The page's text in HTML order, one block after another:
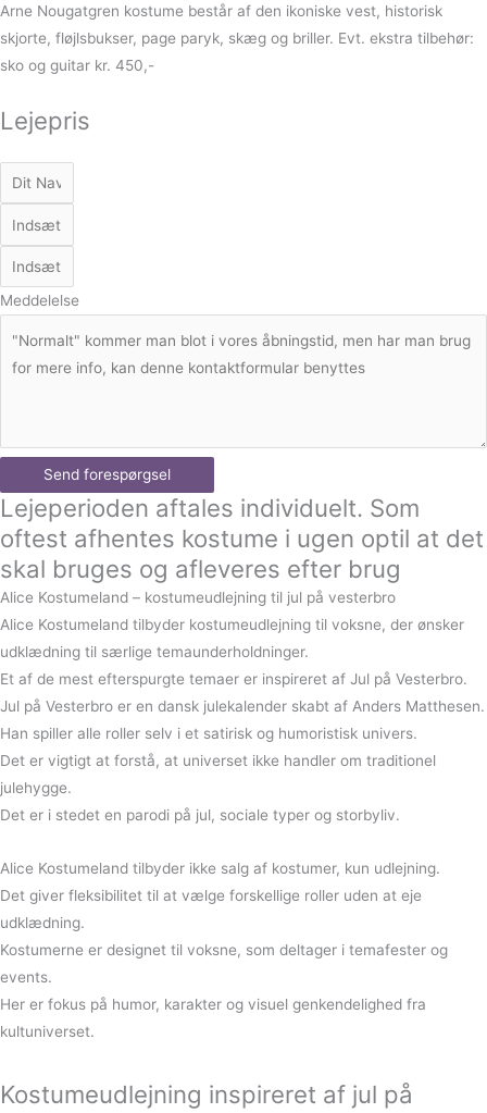
Arne Nougatgren kostume består af den ikoniske vest, historisk
skjorte, fløjlsbukser, page paryk, skæg og briller. Evt. ekstra tilbehør:
sko og guitar kr. 450,-
Lejepris
Meddelelse
Send forespørgsel
Lejeperioden aftales individuelt. Som
oftest afhentes kostume i ugen optil at det
skal bruges og afleveres efter brug
Alice Kostumeland – kostumeudlejning til jul på vesterbro
Alice Kostumeland tilbyder kostumeudlejning til voksne, der ønsker
udklædning til særlige temaunderholdninger.
Et af de mest efterspurgte temaer er inspireret af Jul på Vesterbro.
Jul på Vesterbro er en dansk julekalender skabt af Anders Matthesen.
Han spiller alle roller selv i et satirisk og humoristisk univers.
Det er vigtigt at forstå, at universet ikke handler om traditionel
julehygge.
Det er i stedet en parodi på jul, sociale typer og storbyliv.
Alice Kostumeland tilbyder ikke salg af kostumer, kun udlejning.
Det giver fleksibilitet til at vælge forskellige roller uden at eje
udklædning.
Kostumerne er designet til voksne, som deltager i temafester og
events.
Her er fokus på humor, karakter og visuel genkendelighed fra
kultuniverset.
Kostumeudlejning inspireret af jul på